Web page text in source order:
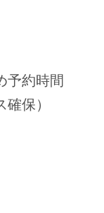
予約時間
保）